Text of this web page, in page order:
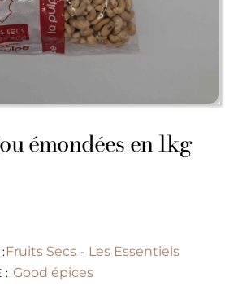
émondées en 1kg
Fruits Secs - Les Essentiels
: Good épices